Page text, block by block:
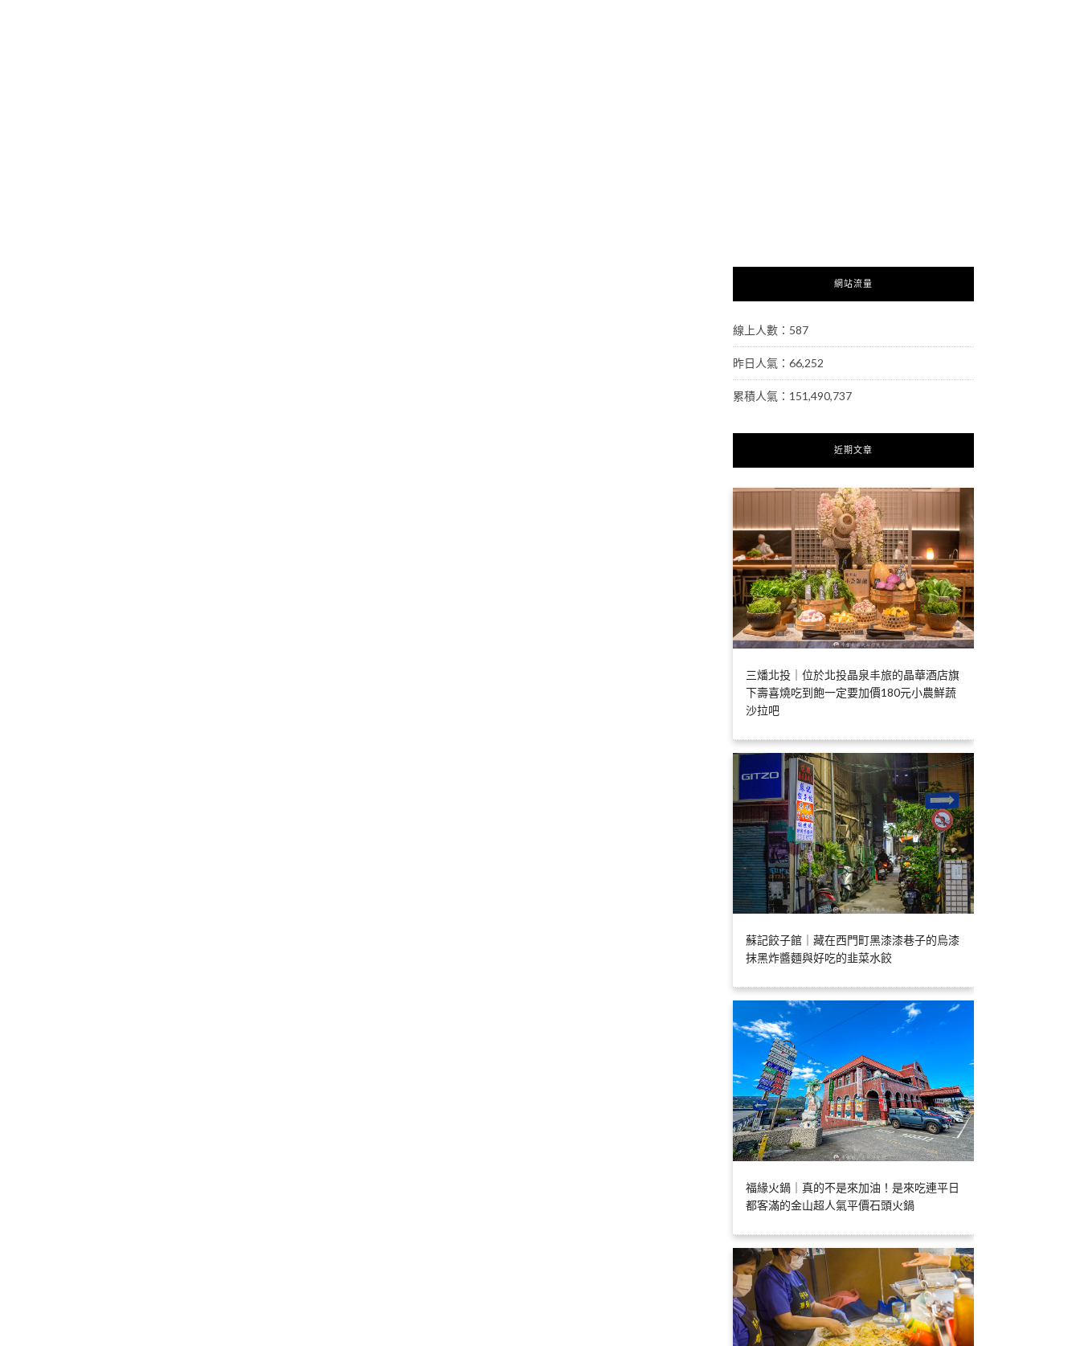
網站流量
線上人數：587
昨日人氣：66,252
累積人氣：151,490,737
近期文章
三燔北投｜位於北投晶泉丰旅的晶華酒店旗
下壽喜燒吃到飽一定要加價180元小農鮮蔬
沙拉吧
蘇記餃子館｜藏在西門町黑漆漆巷子的烏漆
抹黑炸醬麵與好吃的韭菜水餃
福緣火鍋｜真的不是來加油！是來吃連平日
都客滿的金山超人氣平價石頭火鍋